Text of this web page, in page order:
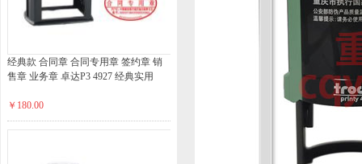
经典款 合同章 合同专用章 签约章 销
售章 业务章 卓达P3 4927 经典实用
￥180.00